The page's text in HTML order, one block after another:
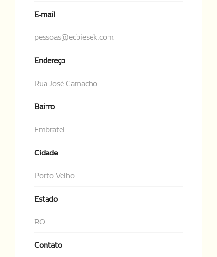
E-mail
pessoas@ecbiesek.com
Endereço
Rua José Camacho
Bairro
Embratel
Cidade
Porto Velho
Estado
RO
Contato